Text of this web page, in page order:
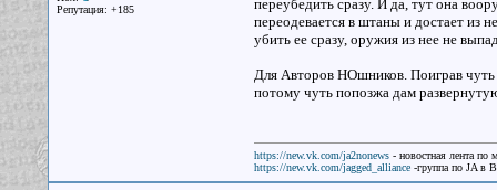
Репутация: +185
переубедить сразу. И да, тут она
переодевается в штаны и достает из
убить ее сразу, оружия из нее не
Для Авторов НОшников. Поиграв чуть
потому чуть попозжа дам
https://new.vk.com/ja2nonews- новостная лента по
https://new.vk.com/jagged_alliance-группа по JA в